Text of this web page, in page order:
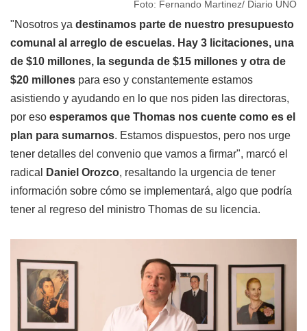
Foto: Fernando Martinez/ Diario UNO
"Nosotros ya destinamos parte de nuestro presupuesto
comunal al arreglo de escuelas. Hay 3 licitaciones, una
de $10 millones, la segunda de $15 millones y otra de
$20 millones para eso y constantemente estamos
asistiendo y ayudando en lo que nos piden las directoras,
por eso esperamos que Thomas nos cuente como es el
plan para sumarnos. Estamos dispuestos, pero nos urge
tener detalles del convenio que vamos a firmar", marcó el
radical
Daniel Orozco, resaltando la urgencia de tener
información sobre cómo se implementará, algo que podría
tener al regreso del ministro Thomas de su licencia.